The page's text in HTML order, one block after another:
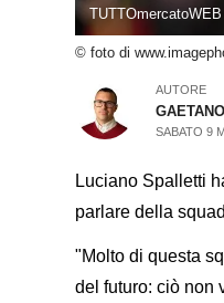
TUTTOmercatoWEB
© foto di
AUTORE
SABATO 9
Luciano Spalletti
parlare della
"Molto di questa
del futuro: ciò non